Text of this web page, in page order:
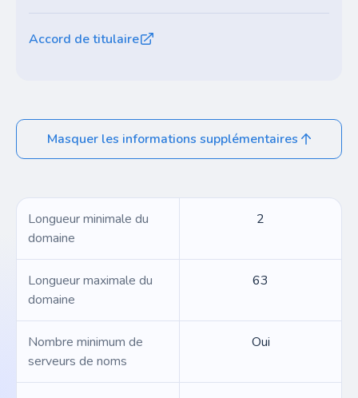
Accord de titulaire
Masquer les informations supplémentaires
Longueur minimale du
domaine
2
Longueur maximale du
domaine
63
Nombre minimum de
serveurs de noms
Oui